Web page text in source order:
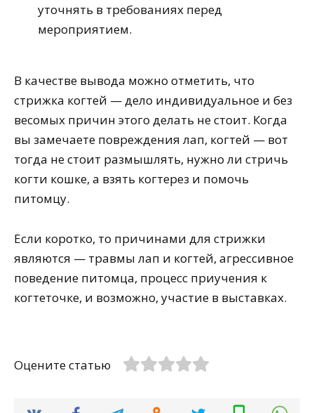
уточнять в требованиях перед
мероприятием.
В качестве вывода можно отметить, что
стрижка когтей — дело индивидуальное и без
весомых причин этого делать не стоит. Когда
вы замечаете повреждения лап, когтей — вот
тогда не стоит размышлять, нужно ли стричь
когти кошке, а взять когтерез и помочь
питомцу.
Если коротко, то причинами для стрижки
являются — травмы лап и когтей, агрессивное
поведение питомца, процесс приучения к
когтеточке, и возможно, участие в выставках.
Оцените статью